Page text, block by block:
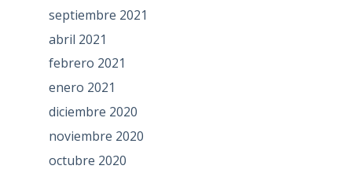
septiembre 2021
abril 2021
febrero 2021
enero 2021
diciembre 2020
noviembre 2020
octubre 2020